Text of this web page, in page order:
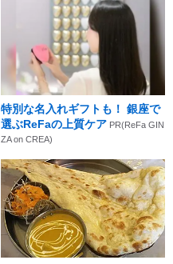
特別な名入れギフトも！ 銀座で
選ぶReFaの上質ケア PR(ReFa GIN
ZA on CREA)